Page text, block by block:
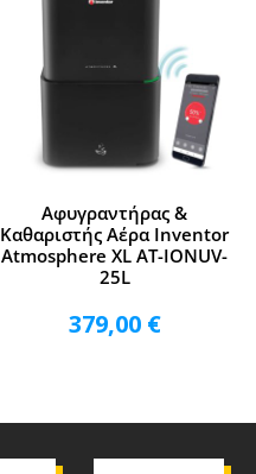
Αφυγραντήρας &
Καθαριστής Αέρα Inventor
Atmosphere XL AT-IONUV-
25L
379,00 €